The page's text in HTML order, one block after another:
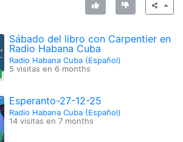
Sábado del libro con Carpentier en
Radio Habana Cuba
Radio Habana Cuba (Español)
5 visitas en 6 months
Esperanto-27-12-25
Radio Habana Cuba (Español)
14 visitas en7 months